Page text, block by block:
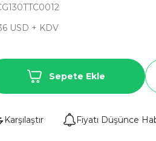
USD + KDV
Sepete Ekle
Karşılaştır Fiyatı Düşünce